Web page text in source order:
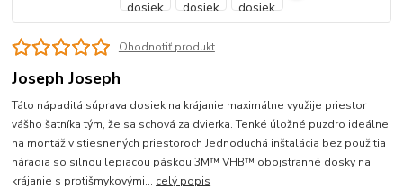
Ohodnotiť produkt
Joseph Joseph
Táto nápaditá súprava dosiek na krájanie maximálne využije priestor
vášho šatníka tým, že sa schová za dvierka. Tenké úložné puzdro ideálne
na montáž v stiesnených priestoroch Jednoduchá inštalácia bez použitia
náradia so silnou lepiacou páskou 3M™ VHB™ obojstranné dosky na
krájanie s protišmykovými... celý popis